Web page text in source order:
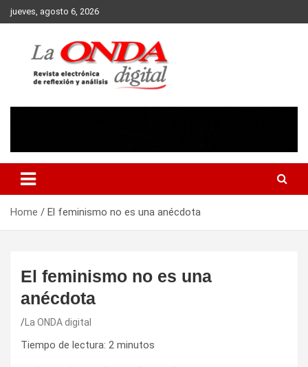
Skip
to
jueves, agosto 6, 2026
Home El feminismo no es una anécdota
El feminismo no es una
anécdota
La ONDA digital
Tiempo de lectura: 2 minutos